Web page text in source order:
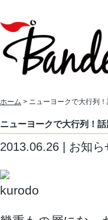
ホーム > ニューヨークで大行列
ニューヨークで大行列！
2013.06.26 | お知ら